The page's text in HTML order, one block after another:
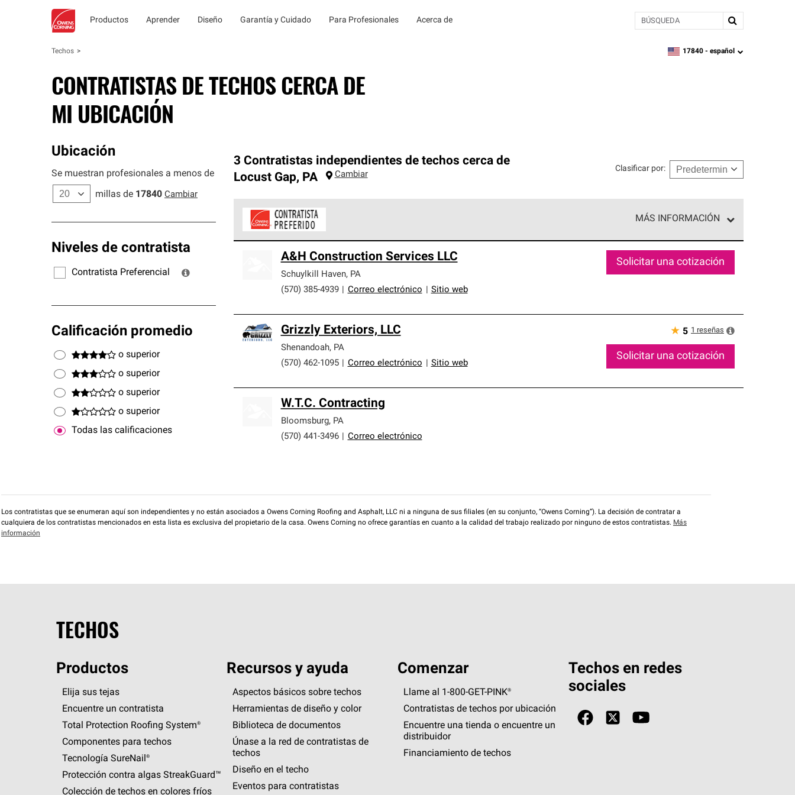
Productos Aprender Diseño Garantía y Cuidado Para Profesionales Acerca de BÚSQUEDA
Techos zipcode,language
17840 - español
CONTRATISTAS DE TECHOS CERCA DE
MI UBICACIÓN
Ubicación
Se muestran profesionales a menos de
millas de 17840 Cambiar
Niveles de contratista
Contratista Preferencial
Calificación promedio
o superior
o superior
o superior
o superior
Todas las calificaciones
3 Contratistas independientes de techos cerca de
Locust Gap, PA Cambiar
Clasificar por:
MÁS INFORMACIÓN
cumplen con altos estándares y requisitos estrictos de profesionalismo y confiabilidad.
A&H Construction Services LLC
Schuylkill Haven, PA
(570) 385-4939
Correo electrónico Sitio web
Solicitar una cotización
Grizzly Exteriors, LLC
Shenandoah, PA
(570) 462-1095
Correo electrónico Sitio web
★ 5 1 reseñas
Solicitar una cotización
W.T.C. Contracting
Bloomsburg, PA
(570) 441-3496
Correo electrónico
Los contratistas que se enumeran aquí son independientes y no están asociados a Owens Corning Roofing and Asphalt, LLC ni a ninguna de sus filiales (en su conjunto, “Owens Corning”). La decisión de contratar a
cualquiera de los contratistas mencionados en esta lista es exclusiva del propietario de la casa. Owens Corning no ofrece garantías en cuanto a la calidad del trabajo realizado por ninguno de estos contratistas. Más
información
TECHOS
Productos
Elija sus tejas
Encuentre un contratista
Total Protection Roofing System®
Componentes para techos
Tecnología SureNail®
Protección contra algas StreakGuard™
Colección de techos en colores fríos
Recursos y ayuda
Aspectos básicos sobre techos
Herramientas de diseño y color
Biblioteca de documentos
Únase a la red de contratistas de
techos
Diseño en el techo
Eventos para contratistas
Comenzar
Llame al 1-800-GET -PINK®
Contratistas de techos por ubicación
Encuentre una tienda o encuentre un
distribuidor
Financiamiento de techos
Techos en redes
sociales